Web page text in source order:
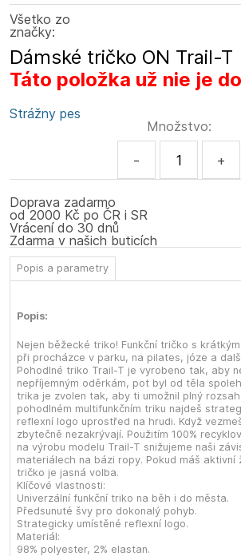
Všetko zo
značky:
Dámské tričko ON Trail-T
Táto položka už nie je
Strážny pes
Množstvo:
- +
Doprava zadarmo
od 2000 Kč po ČR i SR
Vrácení do 30 dnů
Zdarma v našich buticích
Popis a parametry
Popis:
Nejen běžecké triko! Funkční tričko s
při procházce v parku, na pilates, józe a
Pohodlné triko Trail-T je vyrobeno tak, aby
nepříjemným oděrkám, pot byl od těla
trika je zvolen tak, aby ti umožnil plný
pohodlném multifunkčním triku najdeš
reflexní logo uprostřed na hrudi. Když
zbytečně nezakrývají. Použitím 100%
na výrobu modelu Trail-T snižujeme naši
materiálech na bázi ropy. Pokud máš aktivní
tričko je jasná volba.
Klíčové vlastnosti:
Univerzální funkční triko na běh i do města.
Předsunuté švy pro dokonalý pohyb.
Strategicky umístěné reflexní logo.
Materiál:
98% polyester, 2% elastan.